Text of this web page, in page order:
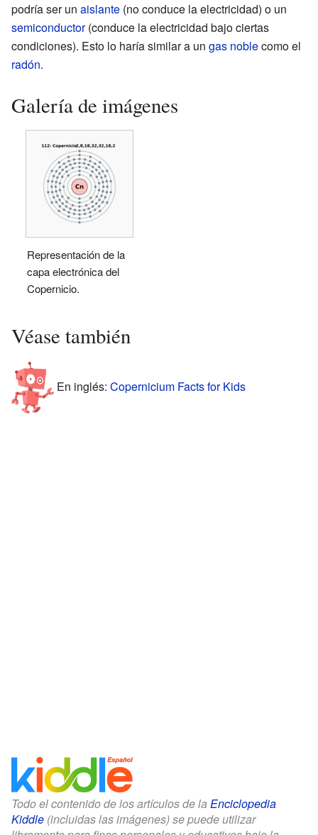
podría ser un aislante (no conduce la electricidad) o un
semiconductor(conduce la electricidad bajo ciertas
condiciones). Esto lo haría similar a un gas noblecomo el
radón.
Galería de imágenes
Representación de la
capa electrónica del
Copernicio.
Véase también
En inglés: Copernicium Facts for Kids
Todo el contenido de los artículos de la Enciclopedia
Kiddle (incluidas las imágenes) se puede utilizar